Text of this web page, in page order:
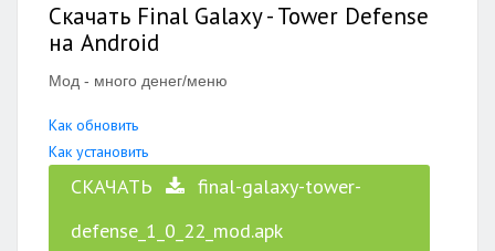
Скачать Final Galaxy - Tower Defense
на Android
Мод - много денег/меню
Как обновить
Как установить
СКАЧАТЬ
final-galaxy-tower-
defense_1_0_22_mod.apk